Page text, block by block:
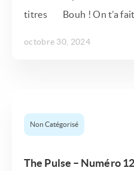
titres Bouh ! On t’a
octobre 30, 2024
Non Catégorisé
The Pulse – Numéro 12